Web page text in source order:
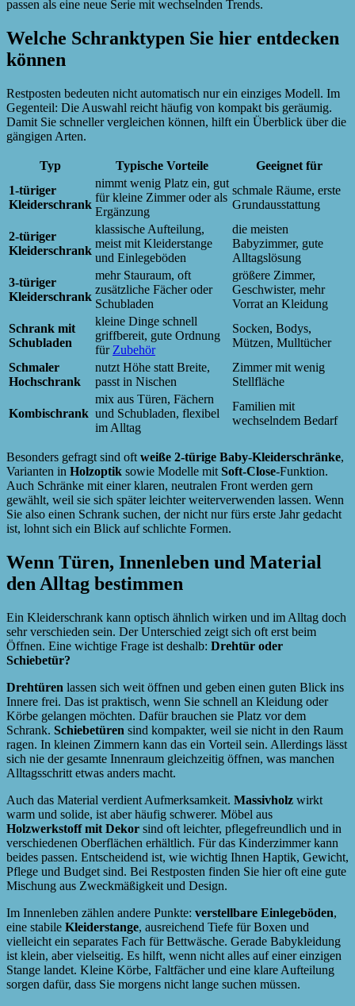
passen als eine neue Serie mit wechselnden Trends.
Welche Schranktypen Sie hier entdecken
können
Restposten bedeuten nicht automatisch nur ein einziges Modell. Im
Gegenteil: Die Auswahl reicht häufig von kompakt bis geräumig.
Damit Sie schneller vergleichen können, hilft ein Überblick über die
gängigen Arten.
Typ Typische Vorteile
Geeignet für
1-türiger
Kleiderschrank
nimmt wenig Platz ein, gut
für kleine Zimmer oder als
Ergänzung
schmale Räume, erste
Grundausstattung
2-türiger
Kleiderschrank
klassische Aufteilung,
meist mit Kleiderstange
und Einlegeböden
die meisten
Babyzimmer, gute
Alltagslösung
3-türiger
Kleiderschrank
mehr Stauraum, oft
zusätzliche Fächer oder
Schubladen
größere Zimmer,
Geschwister, mehr
Vorrat an Kleidung
Schrank mit
Schubladen
kleine Dinge schnell
griffbereit, gute Ordnung
für Zubehör
Socken, Bodys,
Mützen, Mulltücher
Schmaler
Hochschrank
nutzt Höhe statt Breite,
passt in Nischen
Zimmer mit wenig
Stellfläche
Kombischrank
mix aus Türen, Fächern
und Schubladen, flexibel
im Alltag
Familien mit
wechselndem Bedarf
Besonders gefragt sind oft weiße 2-türige Baby-Kleiderschränke,
Varianten in Holzoptik sowie Modelle mit Soft-Close-Funktion.
Auch Schränke mit einer klaren, neutralen Front werden gern
gewählt, weil sie sich später leichter weiterverwenden lassen. Wenn
Sie also einen Schrank suchen, der nicht nur fürs erste Jahr gedacht
ist, lohnt sich ein Blick auf schlichte Formen.
Wenn Türen, Innenleben und Material
den Alltag bestimmen
Ein Kleiderschrank kann optisch ähnlich wirken und im Alltag doch
sehr verschieden sein. Der Unterschied zeigt sich oft erst beim
Öffnen. Eine wichtige Frage ist deshalb: Drehtür oder
Schiebetür?
Drehtüren lassen sich weit öffnen und geben einen guten Blick ins
Innere frei. Das ist praktisch, wenn Sie schnell an Kleidung oder
Körbe gelangen möchten. Dafür brauchen sie Platz vor dem
Schrank. Schiebetüren sind kompakter, weil sie nicht in den Raum
ragen. In kleinen Zimmern kann das ein Vorteil sein. Allerdings lässt
sich nie der gesamte Innenraum gleichzeitig öffnen, was manchen
Alltagsschritt etwas anders macht.
Auch das Material verdient Aufmerksamkeit. Massivholz wirkt
warm und solide, ist aber häufig schwerer. Möbel aus
Holzwerkstoff mit Dekor sind oft leichter, pflegefreundlich und in
verschiedenen Oberflächen erhältlich. Für das Kinderzimmer kann
beides passen. Entscheidend ist, wie wichtig Ihnen Haptik, Gewicht,
Pflege und Budget sind. Bei Restposten finden Sie hier oft eine gute
Mischung aus Zweckmäßigkeit und Design.
Im Innenleben zählen andere Punkte: verstellbare Einlegeböden,
eine stabile Kleiderstange, ausreichend Tiefe für Boxen und
vielleicht ein separates Fach für Bettwäsche. Gerade Babykleidung
ist klein, aber vielseitig. Es hilft, wenn nicht alles auf einer einzigen
Stange landet. Kleine Körbe, Faltfächer und eine klare Aufteilung
sorgen dafür, dass Sie morgens nicht lange suchen müssen.